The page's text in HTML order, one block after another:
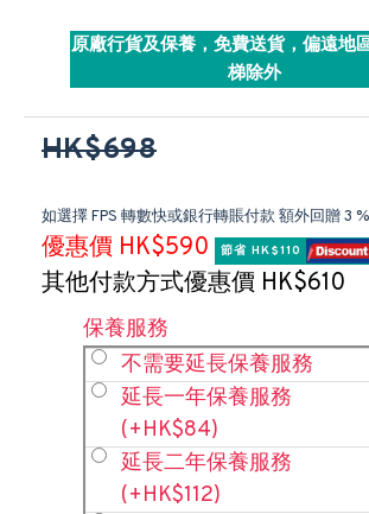
原廠行貨及保養，免費送貨，偏遠地
梯除外
HK$698
如選擇 FPS 轉數快或銀行轉賬付款 額外回贈 3 %
優惠價 HK$590 節省 HK$110
其他付款方式優惠價 HK$610
保養服務
不需要延長保養服務
延長一年保養服務
(+HK$84)
延長二年保養服務
(+HK$112)